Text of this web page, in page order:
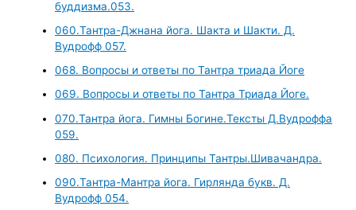
буддизма.053.
060.Тантра-Джнана йога. Шакта и Шакти. Д.
Вудрофф 057.
068. Вопросы и ответы по Тантра триада Йоге
069. Вопросы и ответы по Тантра Триада Йоге.
070.Тантра йога. Гимны Богине.Тексты Д.Вудроффа
059.
080. Психология. Принципы Тантры.Шивачандра.
090.Тантра-Мантра йога. Гирлянда букв. Д.
Вудрофф 054.